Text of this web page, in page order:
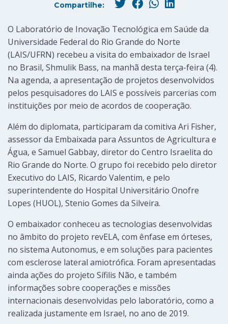
Compartilhe:
O Laboratório de Inovação Tecnológica em Saúde da
Universidade Federal do Rio Grande do Norte
(LAIS/UFRN) recebeu a visita do embaixador de Israel
no Brasil, Shmulik Bass, na manhã desta terça-feira (4).
Na agenda, a apresentação de projetos desenvolvidos
pelos pesquisadores do LAIS e possíveis parcerias com
instituições por meio de acordos de cooperação.
Além do diplomata, participaram da comitiva Ari Fisher,
assessor da Embaixada para Assuntos de Agricultura e
Água, e Samuel Gabbay, diretor do Centro Israelita do
Rio Grande do Norte. O grupo foi recebido pelo diretor
Executivo do LAIS, Ricardo Valentim, e pelo
superintendente do Hospital Universitário Onofre
Lopes (HUOL), Stenio Gomes da Silveira.
O embaixador conheceu as tecnologias desenvolvidas
no âmbito do projeto revELA, com ênfase em órteses,
no sistema Autonomus, e em soluções para pacientes
com esclerose lateral amiotrófica. Foram apresentadas
ainda ações do projeto Sífilis Não, e também
informações sobre cooperações e missões
internacionais desenvolvidas pelo laboratório, como a
realizada justamente em Israel, no ano de 2019.